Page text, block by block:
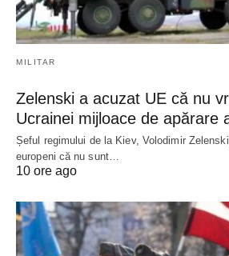
MILITAR
Zelenski a acuzat UE că nu
Ucrainei mijloace de apărare
Șeful regimului de la Kiev, Volodimir
europeni că nu sunt…
10 ore ago